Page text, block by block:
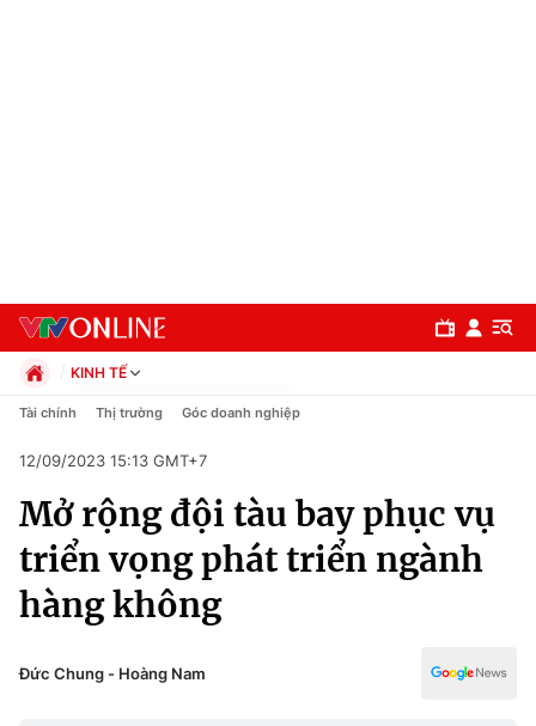
Chuyên mục
Chính trị
Xã hội
Pháp luật
KINH TẾ
Chính trị
Pháp luật
Kinh tế
Thể thao
Truyền hình
Văn hóa - Giải trí
Y tế
Công nghệ
Tài chính Thị trường Góc doanh nghiệp
12/09/2023 15:13 GMT+7
Mở rộng đội tàu bay phục vụ
triển vọng phát triển ngành
hàng không
Đức Chung - Hoàng Nam